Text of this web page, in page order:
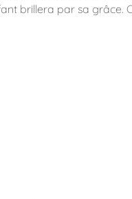
brillera par sa grâce.